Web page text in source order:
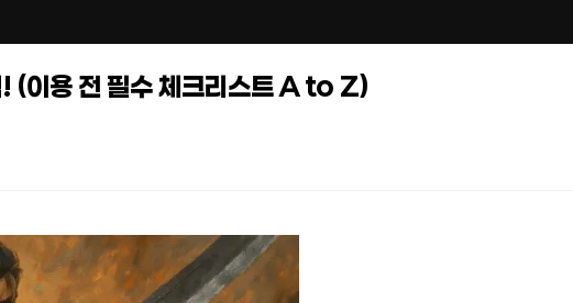
! (이용 전 필수 체크리스트 A to Z)